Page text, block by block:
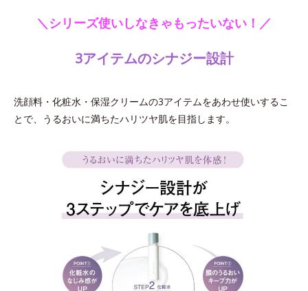
＼シリーズ使いしなきゃもったいない！／
3アイテムのシナジー設計
洗顔料・化粧水・保湿クリームの3アイテムをあわせ使いするこ
とで、うるおいに満ちたハリツヤ肌を目指します。